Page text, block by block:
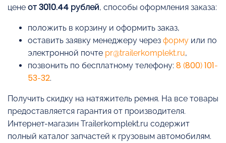
цене от 3010.44 рублей, способы оформления заказа:
положить в корзину и оформить заказ,
оставить заявку менеджеру через форму или по
электронной почте pr@trailerkomplekt.ru,
позвонить по бесплатному телефону: 8 (800) 101-
53-32.
Получить скидку на натяжитель ремня. На все товары
предоставляется гарантия от производителя.
Интернет-магазин Trailerkomplekt.ru содержит
полный каталог запчастей к грузовым автомобилям.